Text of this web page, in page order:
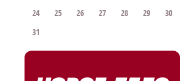
24
25 26 27 28 29
30
31